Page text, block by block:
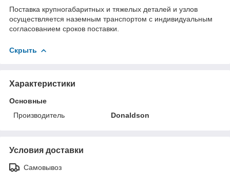
Поставка крупногабаритных и тяжелых деталей и узлов
осуществляется наземным транспортом с индивидуальным
согласованием сроков поставки.
Скрыть
Характеристики
Основные
Производитель
Donaldson
Условия доставки
Самовывоз